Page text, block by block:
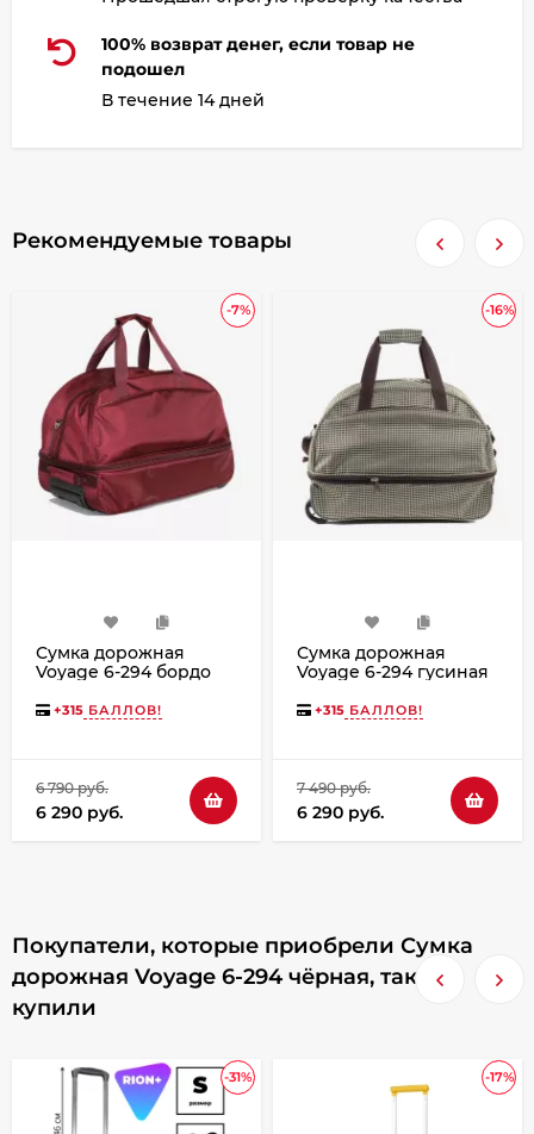
100% возврат денег, если товар не
подошел
В течение 14 дней
Рекомендуемые товары
-7%
Сумка дорожная
Voyage 6-294 бордо
+315 БАЛЛОВ!
6 790 руб.
6 290 руб.
-16%
Сумка дорожная
Voyage 6-294 гусиная
+315 БАЛЛОВ!
7 490 руб.
6 290 руб.
Покупатели, которые приобрели Сумка
дорожная Voyage 6-294 чёрная, также
купили
-31% -17%